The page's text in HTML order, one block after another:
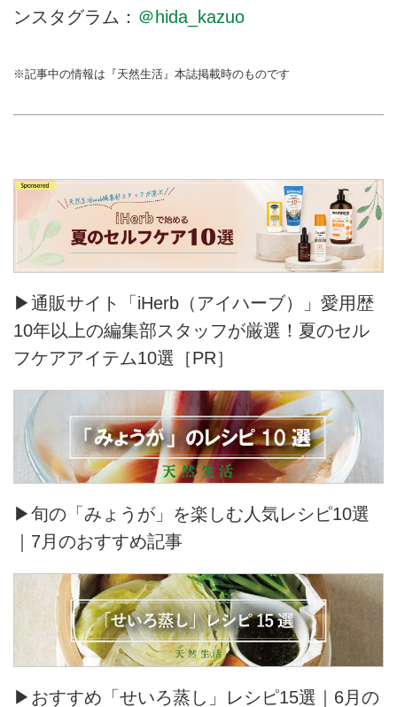
ンスタグラム： ＠hida_kazuo
※記事中の情報は『天然生活』本誌掲載時のものです
▶通販サイト「iHerb（アイハーブ）」愛用歴
10年以上の編集部スタッフが厳選！夏のセル
フケアアイテム10選［PR］
▶旬の「みょうが」を楽しむ人気レシピ10選
｜7月のおすすめ記事
▶おすすめ「せいろ蒸し」レシピ15選｜6月の